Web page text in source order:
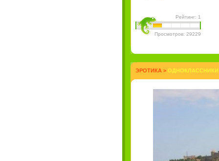
Рейтинг: 1
Просмотров: 29229
ЭРОТИКА >